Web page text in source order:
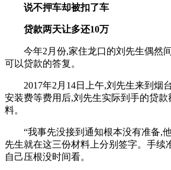
说不押车却被扣了车
贷款两天让多还10万
今年2月份,家住龙口的刘先生偶然间
可以贷款的答复。
2017年2月14日上午,刘先生来到烟台
安装费等费用后,刘先生实际到手的贷
料。
“我事先没接到通知根本没有准备,他
先生就在这三份材料上分别签字。手
自己压根没时间看。